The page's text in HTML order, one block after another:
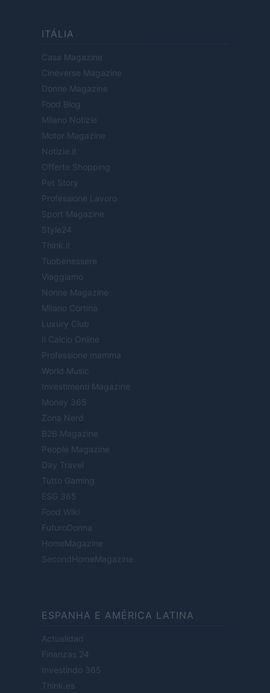
ITÁLIA
Casa Magazine
Cineverse Magazine
Donne Magazine
Food Blog
Milano Notizie
Motor Magazine
Notizie.it
Offerte Shopping
Pet Story
Professione Lavoro
Sport Magazine
Style24
Think.it
Tuobenessere
Viaggiamo
Nonne Magazine
Milano Cortina
Luxury Club
Il Calcio Online
Professione mamma
World Music
Investimenti Magazine
Money 365
Zona Nerd
B2B Magazine
People Magazine
Day Travel
Tutto Gaming
ESG 365
Food Wiki
FuturoDonna
HomeMagazine
SecondHomeMagazine
ESPANHA E AMÉRICA LATINA
Actualidad
Finanzas 24
Investindo 365
Think.es